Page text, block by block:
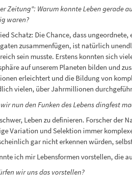
Zeitung": Warum konnte Leben gerade
waren?
Schatz: Die Chance, dass
zusammenfügen, ist natürlich
sein musste. Erstens konnten sich
auf unserem Planeten bilden und
erleichtert und die Bildung von
vielen, über Jahrmillionen
wir nun den Funken des Lebens dingfest
Leben zu definieren. Forscher der
Variation und Selektion immer
gar nicht erkennen würden,
ich mir Lebensformen vorstellen, die
wir uns das vorstellen?